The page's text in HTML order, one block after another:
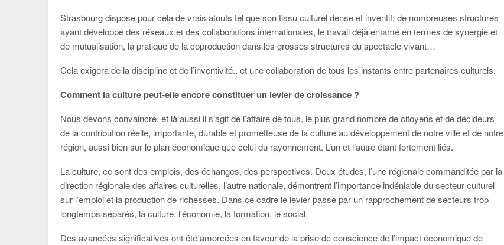
Strasbourg dispose pour cela de vrais atouts tel que son tissu culturel dense et inventif, de nombreuses structures
ayant développé des réseaux et des collaborations internationales, le travail déjà entamé en termes de synergie et
de mutualisation, la pratique de la coproduction dans les grosses structures du spectacle vivant…
Cela exigera de la discipline et de l’inventivité.. et une collaboration de tous les instants entre partenaires culturels.
Comment la culture peut-elle encore constituer un levier de croissance ?
Nous devons convaincre, et là aussi il s’agit de l’affaire de tous, le plus grand nombre de citoyens et de décideurs
de la contribution réelle, importante, durable et prometteuse de la culture au développement de notre ville et de notre
région, aussi bien sur le plan économique que celui du rayonnement. L’un et l’autre étant fortement liés.
La culture, ce sont des emplois, des échanges, des perspectives. Deux études, l’une régionale commanditée par la
direction régionale des affaires culturelles, l’autre nationale, démontrent l’importance indéniable du secteur culturel
sur l’emploi et la production de richesses. Dans ce cadre le levier passe par un rapprochement de secteurs trop
longtemps séparés, la culture, l’économie, la formation, le social.
Des avancées significatives ont été amorcées en faveur de la prise de conscience de l’impact économique de